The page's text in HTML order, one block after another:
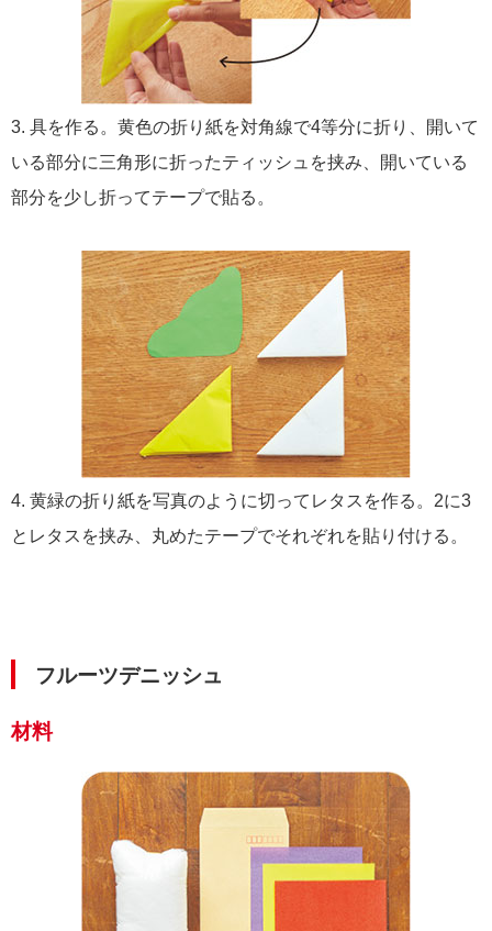
3. 具を作る。黄色の折り紙を対角線で4等分に折り、開いて
いる部分に三角形に折ったティッシュを挟み、開いている
部分を少し折ってテープで貼る。
4. 黄緑の折り紙を写真のように切ってレタスを作る。2に3
とレタスを挟み、丸めたテープでそれぞれを貼り付ける。
フルーツデニッシュ
材料